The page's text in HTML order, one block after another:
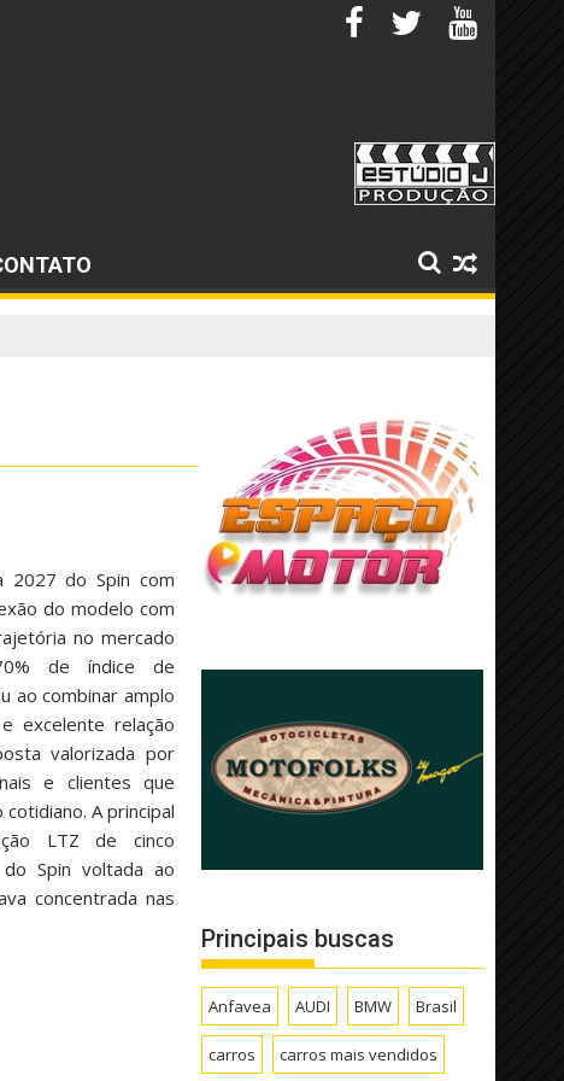
2027 do Spin com
do modelo com
no mercado
de índice de
ao combinar amplo
excelente relação
valorizada por
e clientes que
A principal
LTZ de cinco
Spin voltada ao
concentrada nas
Principais buscas
Anfavea AUDI BMW Brasil
carros carros mais vendidos